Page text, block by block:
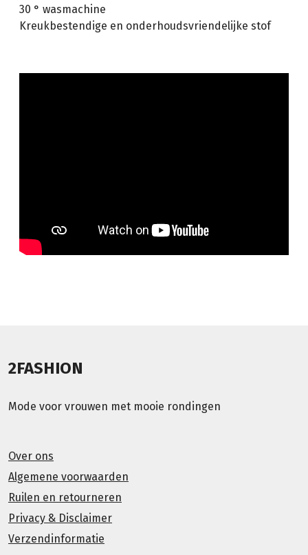
30 ° wasmachine
Kreukbestendige en onderhoudsvriendelijke stof
2FASHION
Mode voor vrouwen met mooie rondingen
Over ons
Algemene voorwaarden
Ruilen en retourneren
Privacy & Disclaimer
Verzendinformatie